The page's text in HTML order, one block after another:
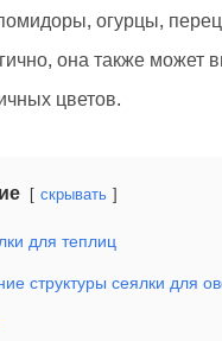
огурцы,
она также может
цветов.
скрывать
для теплиц
структуры сеялки для